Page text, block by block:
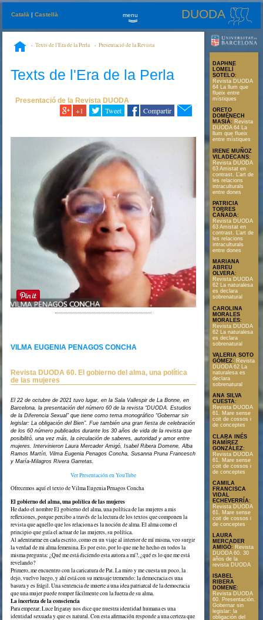
Català |Castellà DUODA
menu
»
Texts de l'Era de la Perla
Presentació de la Revista
Texts de l'Era de la Perla
Presentació de la Revista DUODA
+1 Tweet Compartir
VILMA EUGENIA PENAGOS CONCHA
Revista DUODA 60. El gobierno del alma, una política
de las mujeres
El 22 de octubre de 2021 tuvo lugar, en la Sala Vallespir de La Bonne, en
Barcelona, la presentación del número 60 de la revista “DUODA. Estudios
de la Diferencia Sexual” que tiene como tema monográfico “Gobernar sin
legislar: La obligación del Bien”. Fue también una gran fiesta de celebración
de los 60 número publicados durante los 30 años de vida de la revista que
posibilitó, una vez más, la circulación de saberes, autoridad y amor entre
mujeres. Intervinieron Laura Mercader Amigó, Isabel Ribera Domene, Alba
Ramos Martín, Vilma Eugenia Penagos Concha, Susanna Pruna Francesch
y María-Milagros Rivera Garretas.
Ver Presentación en YouTube
Ofrecemos aquí el texto de Vilma Eugenia Penagos Concha
El gobierno del alma, una política de las mujeres
He dado el nombre El gobierno del alma, una política de las mujeres a mis
reflexiones, porque percibo a través de la lectura de los textos que componen la
revista que aquello que los relaciona es la noción de alma. El alma como el
principio que guía el actuar de las mujeres, su política.
Al adentrarme en cada escrito, como en un viaje al interior de mí misma, veo surgir
la verdad de mi alma femenina. Es por esto, por lo que me he hecho en todos la
misma pregunta: ¿Qué me está diciendo esta autora a mí?, ¿qué es lo que me está
revelando?
Primero, me encuentro con la caricatura de Pat. La miro y me cuesta un poco, la
dejo, vuelvo luego, y ahí está con su mensaje tremendo: la democracia es una
basura y es frágil. Una sentencia de muerte a una idea patriarcal de la democracia
que una mujer puede romper fácilmente con la fuerza de su alma.
La incerteza de la consciencia
Para empezar, Luce Irigaray nos dice que nuestra identidad humana es una
identidad sexuada y que es natural. Con esta afirmación responde a una certeza que
DAPHNE
LOMELÍ
SOTELO:
Revista DUODA
64 La llum que
flueix entre
místiques
ORETO
DOMÉNECH
MASIÀ: Revista
DUODA 64 La
llum que flueix
entre místiques
IRENE MUÑOZ
VILADECANS:
Revista DUODA
63 Amistat en
contrast. L’art de
les relacions
intraculturals
entre dones
PATRICIA
TORRES
CAÑADA:
Revista DUODA
63 Amistat en
contrast. L’art de
les relacions
intraculturals
entre dones
MARIANA
ABREU
OLVERA:
Revista DUODA
62 La naturalesa
es declara
sobrenatural
CAROLINA
MORALES
MORALES:
Revista DUODA
62 La naturalesa
es declara
sobrenatural
VALERIA SOTO
GÓMEZ: Revista
DUODA 62 La
naturalesa es
declara
sobrenatural
ANA SILVA
CUESTA:
Revista DUODA
61. Mare sense
coit de cossos i
de conceptes
CLARA INÉS
RAMÍREZ
GONZÁLEZ:
Revista DUODA
61. Mare sense
coit de cossos i
de conceptes
CAMILA
FRANCISCA
VIDAL
ECHEVERRÍA:
Revista DUODA
61. Mare sense
coit de cossos i
de conceptes
LAURA
MERCADER
AMIGÓ: Revista
DUODA 60. 30
años de la
revista DUODA
ISABEL
RIBERA
DOMENE:
Revista DUODA
60. Presentación.
Gobernar sin
legislar: la
obligación del